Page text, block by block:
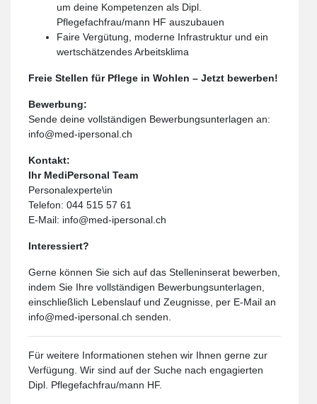
um deine Kompetenzen als Dipl.
Pflegefachfrau/mann HF auszubauen
Faire Vergütung, moderne Infrastruktur und ein
wertschätzendes Arbeitsklima
Freie Stellen für Pflege in Wohlen – Jetzt bewerben!
Bewerbung:
Sende deine vollständigen Bewerbungsunterlagen an:
info@med-ipersonal.ch
Kontakt:
Ihr MediPersonal Team
Personalexperte\in
Telefon: 044 515 57 61
E-Mail: info@med-ipersonal.ch
Interessiert?
Gerne können Sie sich auf das Stelleninserat bewerben,
indem Sie Ihre vollständigen Bewerbungsunterlagen,
einschließlich Lebenslauf und Zeugnisse, per E-Mail an
info@med-ipersonal.ch senden.
Für weitere Informationen stehen wir Ihnen gerne zur
Verfügung. Wir sind auf der Suche nach engagierten
Dipl. Pflegefachfrau/mann HF.